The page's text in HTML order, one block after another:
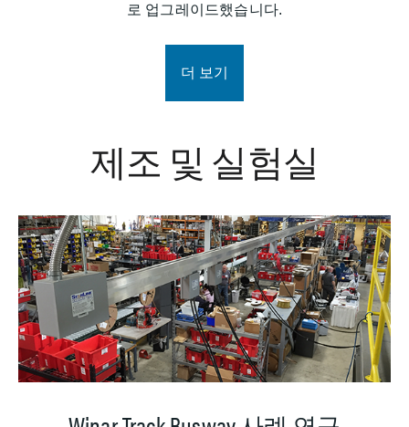
로 업그레이드했습니다.
더 보기
제조 및 실험실